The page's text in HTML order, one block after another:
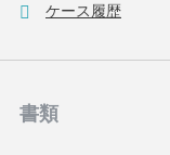
ケース履歴
書類